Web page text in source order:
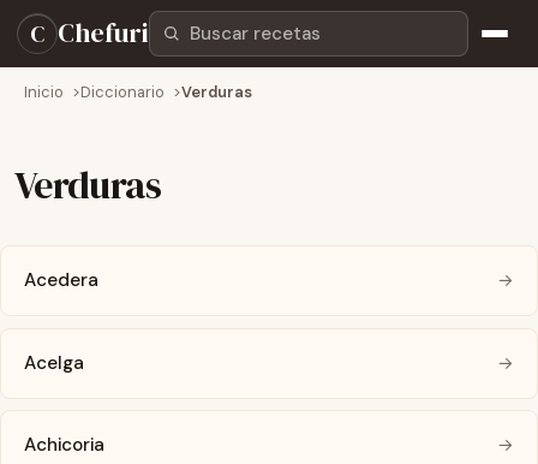
C ChefuriBuscar recetas
Inicio Diccionario Verduras
Verduras
Acedera →
Acelga →
Achicoria →